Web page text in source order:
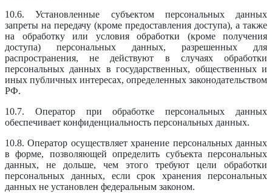
10.6. Установленные субъектом персональных данных
запреты на передачу (кроме предоставления доступа), а также
на обработку или условия обработки (кроме получения
доступа) персональных данных, разрешенных для
распространения, не действуют в случаях обработки
персональных данных в государственных, общественных и
иных публичных интересах, определенных законодательством
РФ.
10.7. Оператор при обработке персональных данных
обеспечивает конфиденциальность персональных данных.
10.8. Оператор осуществляет хранение персональных данных
в форме, позволяющей определить субъекта персональных
данных, не дольше, чем этого требуют цели обработки
персональных данных, если срок хранения персональных
данных не установлен федеральным законом.